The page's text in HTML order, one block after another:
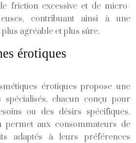
friction excessive et de micro-
contribuant ainsi à une
agréable et plus sûre.
érotiques
érotiques propose une
chacun conçu pour
ou des désirs spécifiques.
permet aux consommateurs de
adaptés à leurs préférences